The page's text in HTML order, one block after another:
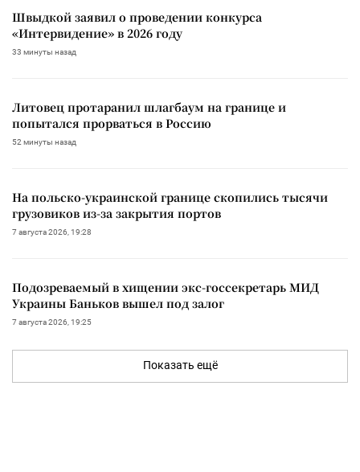
Швыдкой заявил о проведении конкурса
«Интервидение» в 2026 году
33 минуты назад
Литовец протаранил шлагбаум на границе и
попытался прорваться в Россию
52 минуты назад
На польско-украинской границе скопились тысячи
грузовиков из-за закрытия портов
7 августа 2026, 19:28
Подозреваемый в хищении экс-госсекретарь МИД
Украины Баньков вышел под залог
7 августа 2026, 19:25
Показать ещё